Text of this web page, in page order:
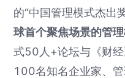
的“中国管理模式杰出奖
球首个聚焦场景的管
式50人+论坛与《财
100名知名企业家、